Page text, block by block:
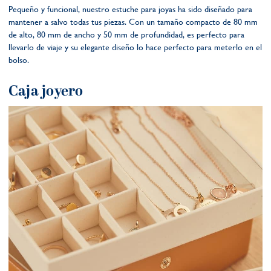
Pequeño y funcional, nuestro estuche para joyas ha sido diseñado para
mantener a salvo todas tus piezas. Con un tamaño compacto de 80 mm
de alto, 80 mm de ancho y 50 mm de profundidad, es perfecto para
llevarlo de viaje y su elegante diseño lo hace perfecto para meterlo en el
bolso.
Caja joyero